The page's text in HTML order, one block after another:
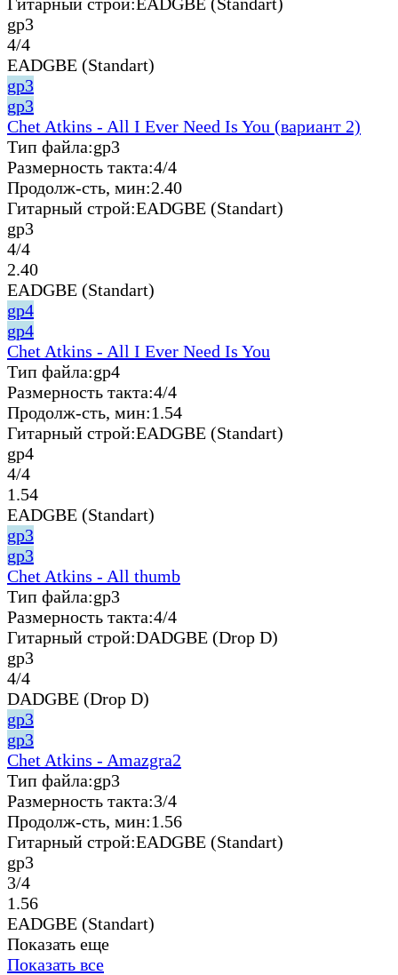
gp3
4/4
EADGBE (Standart)
gp3
gp3
Chet Atkins - All I Ever Need Is You (вариант 2)
Тип файла:gp3
Размерность такта:4/4
Продолж-сть, мин:2.40
Гитарный строй:EADGBE (Standart)
gp3
4/4
2.40
EADGBE (Standart)
gp4
gp4
Chet Atkins - All I Ever Need Is You
Тип файла:gp4
Размерность такта:4/4
Продолж-сть, мин:1.54
Гитарный строй:EADGBE (Standart)
gp4
4/4
1.54
EADGBE (Standart)
gp3
gp3
Chet Atkins - All thumb
Тип файла:gp3
Размерность такта:4/4
Гитарный строй:DADGBE (Drop D)
gp3
4/4
DADGBE (Drop D)
gp3
gp3
Chet Atkins - Amazgra2
Тип файла:gp3
Размерность такта:3/4
Продолж-сть, мин:1.56
Гитарный строй:EADGBE (Standart)
gp3
3/4
1.56
EADGBE (Standart)
Показать еще
Показать все